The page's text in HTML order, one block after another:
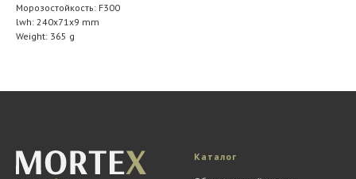
Морозостойкость: F300
lwh: 240x71x9 mm
Weight: 365 g
Каталог